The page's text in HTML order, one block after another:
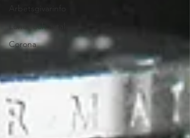
Arbetsgivarinfo
Löner och avtal
Corona